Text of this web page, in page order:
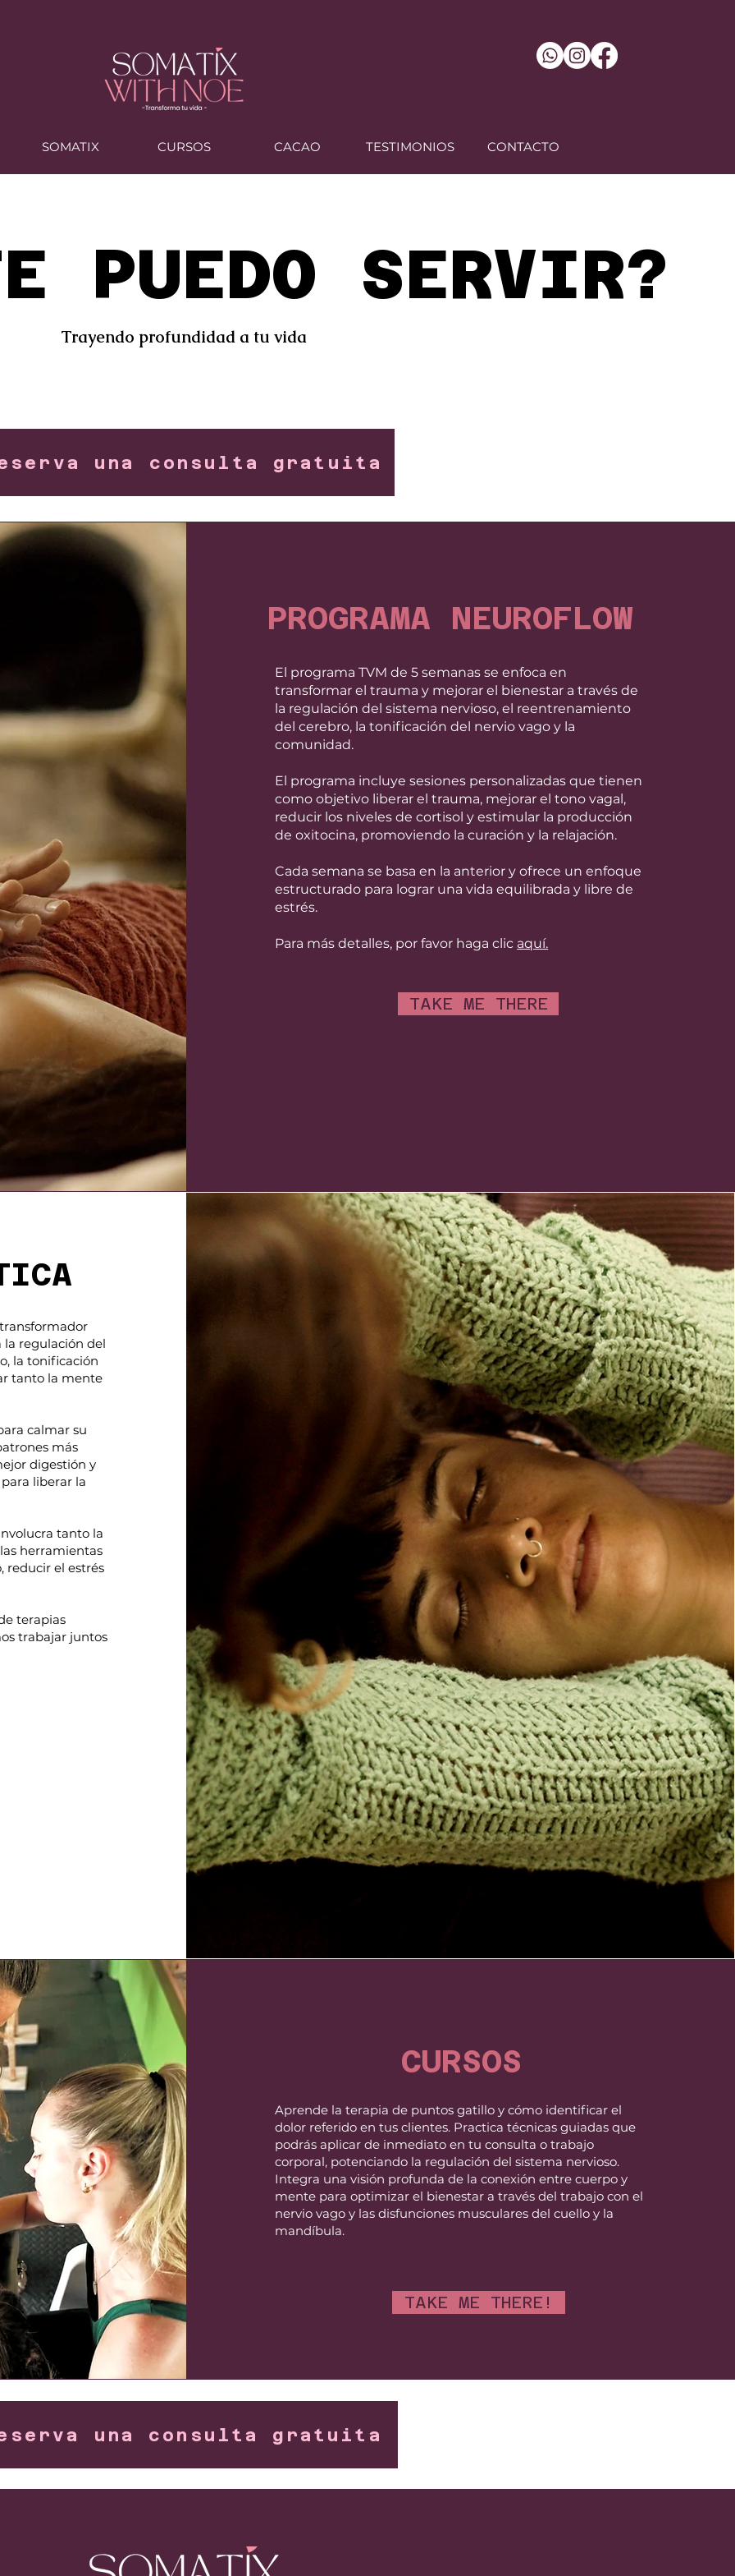
SOMATIX CURSOS CACAO TESTIMONIOS CONTACTO
PUEDO SERVIR?
Trayendo profundidad a tu vida
una consulta gratuita
PROGRAMA NEUROFLOW
El programa TVM de 5 semanas se enfoca en
transformar el trauma y mejorar el bienestar a través de
la regulación del sistema nervioso, el reentrenamiento
del cerebro, la tonificación del nervio vago y la
comunidad.
El programa incluye sesiones personalizadas que tienen
como objetivo liberar el trauma, mejorar el tono vagal,
reducir los niveles de cortisol y estimular la producción
de oxitocina, promoviendo la curación y la relajación.
Cada semana se basa en la anterior y ofrece un enfoque
estructurado para lograr una vida equilibrada y libre de
estrés.
Para más detalles, por favor haga clic aquí.
TAKE ME THERE
la regulación del
la tonificación
tanto la mente
calmar su
más
digestión y
liberar la
tanto la
herramientas
reducir el estrés
terapias
trabajar juntos
CURSOS
Aprende la terapia de puntos gatillo y cómo identificar el
dolor referido en tus clientes. Practica técnicas guiadas que
podrás aplicar de inmediato en tu consulta o trabajo
corporal, potenciando la regulación del sistema nervioso.
Integra una visión profunda de la conexión entre cuerpo y
mente para optimizar el bienestar a través del trabajo con el
nervio vago y las disfunciones musculares del cuello y la
mandíbula.
TAKE ME THERE!
una consulta gratuita